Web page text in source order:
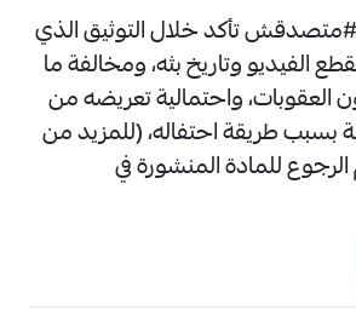
تأكد خلال التوثيق الذي
الفيديو وتاريخ بثه، ومخالفة ما
العقوبات، واحتمالية تعريضه من
بسبب طريقة احتفاله، (للمزيد من
للمادة المنشورة في